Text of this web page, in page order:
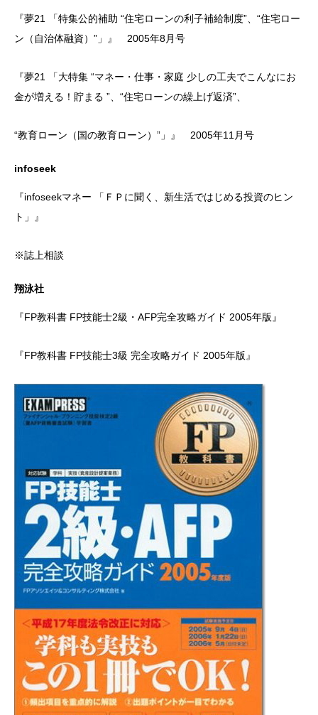
『夢21 「特集公的補助 “住宅ローンの利子補給制度”、“住宅ロー
ン（自治体融資）”」』 2005年8月号
『夢21 「大特集 “マネー・仕事・家庭 少しの工夫でこんなにお
金が増える！貯まる ”、“住宅ローンの繰上げ返済”、
“教育ローン（国の教育ローン）”」』 2005年11月号
infoseek
『infoseekマネー 「ＦＰに聞く、新生活ではじめる投資のヒン
ト」』
※誌上相談
翔泳社
『FP教科書 FP技能士2級・AFP完全攻略ガイド 2005年版』
『FP教科書 FP技能士3級 完全攻略ガイド 2005年版』